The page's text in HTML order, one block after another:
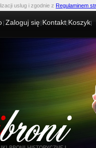
uslug i zgodnie z Regulaminem
Zaloguj się Kontakt Koszyk